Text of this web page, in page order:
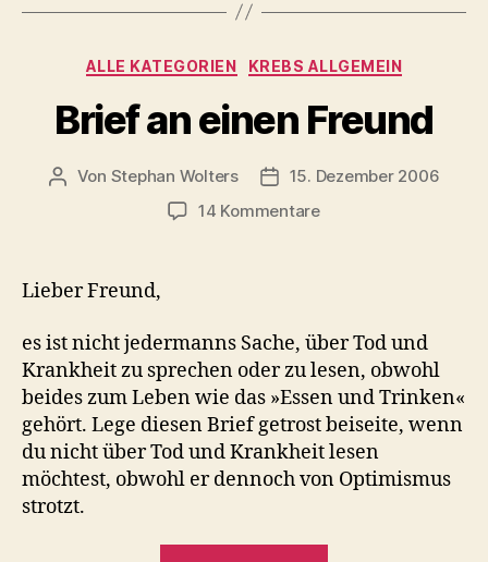
meinen
und
Verwandten“
Kategorien
ALLE KATEGORIEN KREBS ALLGEMEIN
Brief an einen Freund
Beitragsautor
Von Stephan Wolters Veröffentlichungsdatum
15. Dezember 2006
14 Kommentarezu
Lieber Freund,
es ist nicht jedermanns Sache, über Tod und
Krankheit zu sprechen oder zu lesen, obwohl
beides zum Leben wie das »Essen und Trinken«
gehört. Lege diesen Brief getrost beiseite, wenn
du nicht über Tod und Krankheit lesen
möchtest, obwohl er dennoch von Optimismus
strotzt.